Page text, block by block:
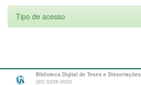
Tipo de acesso
Biblioteca Digital de Teses e Dissertações
(35) 3299-3000